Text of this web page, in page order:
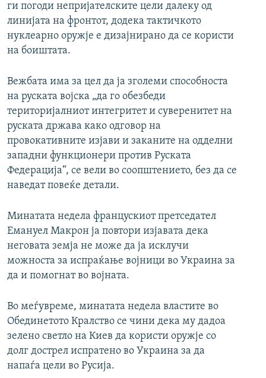
ги погоди непријателските цели далеку од
линијата на фронтот, додека тактичкото
нуклеарно оружје е дизајнирано да се користи
на боиштата.
Вежбата има за цел да ја зголеми способноста
на руската војска „да го обезбеди
територијалниот интегритет и суверенитет на
руската држава како одговор на
провокативните изјави и заканите на одделни
западни функционери против Руската
Федерација“, се вели во соопштението, без да се
наведат повеќе детали.
Минатата недела францускиот претседател
Емануел Макрон ја повтори изјавата дека
неговата земја не може да ја исклучи
можноста за испраќање војници во Украина за
да и помогнат во војната.
Во меѓувреме, минатата недела властите во
Обединетото Кралство се чини дека му дадоа
зелено светло на Киев да користи оружје со
долг дострел испратено во Украина за да
напаѓа цели во Русија.